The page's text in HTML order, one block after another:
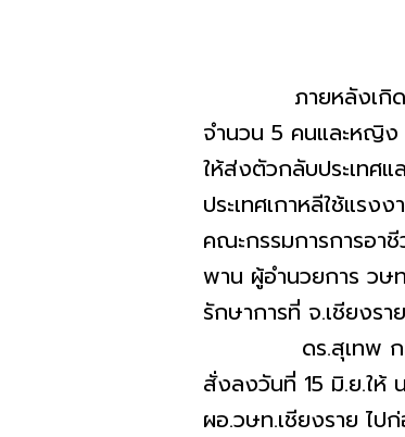
ภายหลังเกิดกรณีนั
จำนวน 5 คนและหญิง
ให้ส่งตัวกลับประเทศแ
ประเทศเกาหลีใช้แร
คณะกรรมการการอา
พาน ผู้อำนวยการ วษ
รักษาการที่ จ.เชียงร
ดร.สุเทพ กล่าวว่
สั่งลงวันที่ 15 มิ.ย.ให้
ผอ.วษท.เชียงราย ไ